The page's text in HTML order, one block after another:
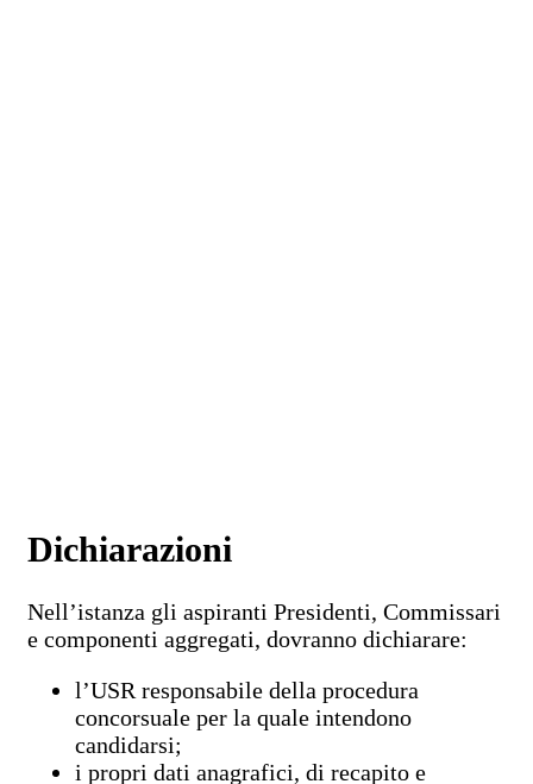
Dichiarazioni
Nell’istanza gli aspiranti Presidenti, Commissari
e componenti aggregati, dovranno dichiarare:
l’USR responsabile della procedura
concorsuale per la quale intendono
candidarsi;
i propri dati anagrafici, di recapito e